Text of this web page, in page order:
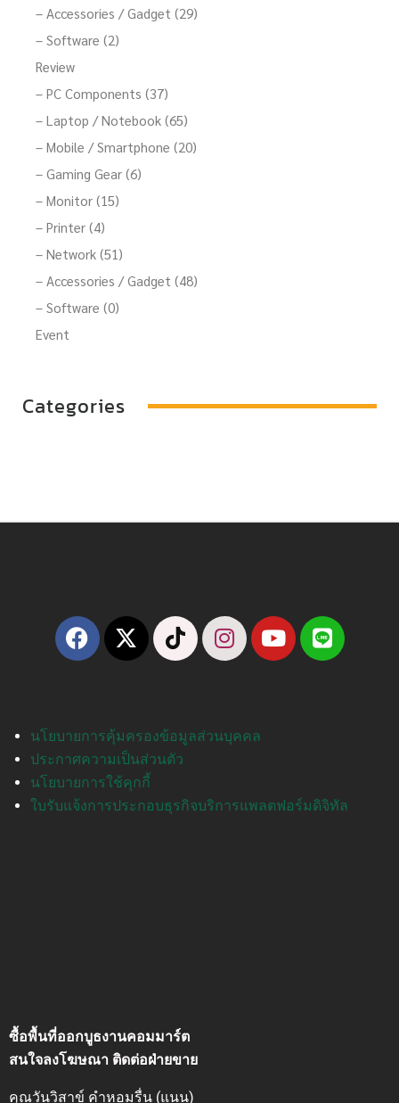
– Accessories / Gadget (29)
– Software (2)
Review
– PC Components (37)
– Laptop / Notebook (65)
– Mobile / Smartphone (20)
– Gaming Gear (6)
– Monitor (15)
– Printer (4)
– Network (51)
– Accessories / Gadget (48)
– Software (0)
Event
Categories
นโยบายการคุ้มครองข้อมูลส่วนบุคคล
ประกาศความเป็นส่วนตัว
นโยบายการใช้คุกกี้
ใบรับแจ้งการประกอบธุรกิจบริการแพลตฟอร์มดิจิทัล
ซื้อพื้นที่ออกบูธงานคอมมาร์ต
สนใจลงโฆษณา ติดต่อฝ่ายขาย
คุณวันวิสาข์ คำหอมรื่น (แนน)